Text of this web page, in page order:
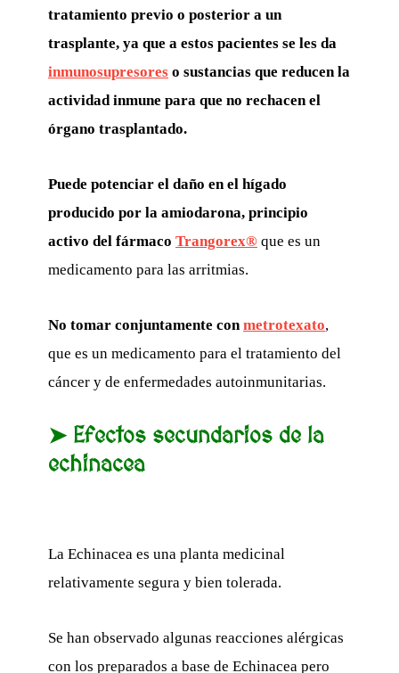
tratamiento previo o posterior a un
trasplante, ya que a estos pacientes se les da
inmunosupresores o sustancias que reducen la
actividad inmune para que no rechacen el
órgano trasplantado.
Puede potenciar el daño en el hígado
producido por la amiodarona, principio
activo del fármaco Trangorex® que es un
medicamento para las arritmias.
No tomar conjuntamente con metrotexato,
que es un medicamento para el tratamiento del
cáncer y de enfermedades autoinmunitarias.
➤ Efectos secundarios de la
echinacea
La Echinacea es una planta medicinal
relativamente segura y bien tolerada.
Se han observado algunas reacciones alérgicas
con los preparados a base de Echinacea pero